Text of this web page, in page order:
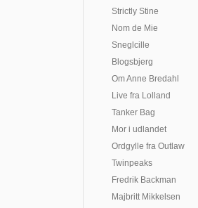
Strictly Stine
Nom de Mie
Sneglcille
Blogsbjerg
Om Anne Bredahl
Live fra Lolland
Tanker Bag
Mor i udlandet
Ordgylle fra Outlaw
Twinpeaks
Fredrik Backman
Majbritt Mikkelsen